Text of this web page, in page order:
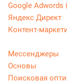
Google Adwords
Яндекс Директ
Контент-
Мессенджеры
Основы
Поисковая